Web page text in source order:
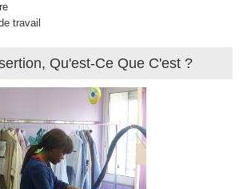
travail
Qu'est-Ce Que C'est ?